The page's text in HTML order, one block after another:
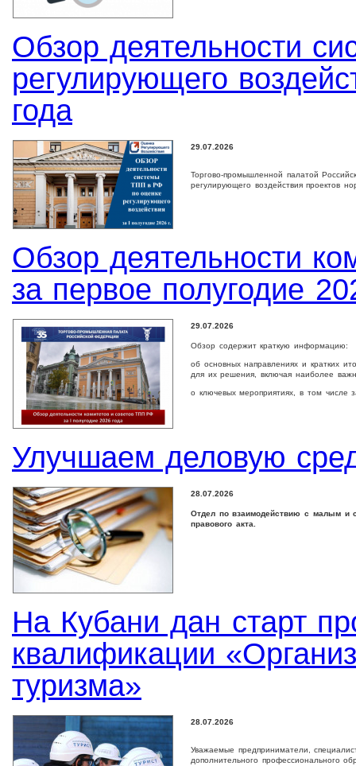
Обзор деятельности
регулирующего
года
29.07.2026
Торгово-промышленной палатой
регулирующего воздействия проектов
Обзор деятельности
за первое полугодие
29.07.2026
Обзор содержит краткую информацию:
об основных направлениях и кратких
для их решения, включая наиболее
о ключевых мероприятиях, в том числе
Улучшаем деловую
28.07.2026
Отдел по взаимодействию с малым и
правового акта.
На Кубани дан старт
квалификации
туризма»
28.07.2026
Уважаемые предприниматели,
дополнительного профессионального